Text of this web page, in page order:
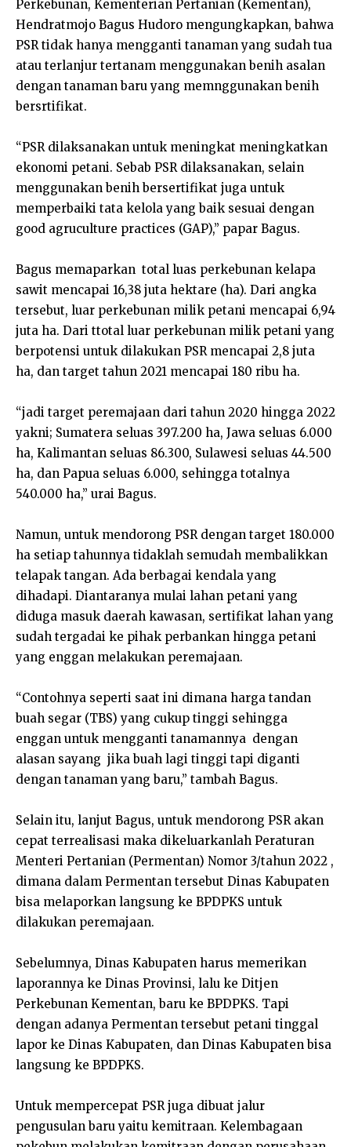
Perkebunan, Kementerian Pertanian (Kementan),
Hendratmojo Bagus Hudoro mengungkapkan, bahwa
PSR tidak hanya mengganti tanaman yang sudah tua
atau terlanjur tertanam menggunakan benih asalan
dengan tanaman baru yang memnggunakan benih
bersrtifikat.
“PSR dilaksanakan untuk meningkat meningkatkan
ekonomi petani. Sebab PSR dilaksanakan, selain
menggunakan benih bersertifikat juga untuk
memperbaiki tata kelola yang baik sesuai dengan
good agruculture practices (GAP),” papar Bagus.
Bagus memaparkan total luas perkebunan kelapa
sawit mencapai 16,38 juta hektare (ha). Dari angka
tersebut, luar perkebunan milik petani mencapai 6,94
juta ha. Dari ttotal luar perkebunan milik petani yang
berpotensi untuk dilakukan PSR mencapai 2,8 juta
ha, dan target tahun 2021 mencapai 180 ribu ha.
“jadi target peremajaan dari tahun 2020 hingga 2022
yakni; Sumatera seluas 397.200 ha, Jawa seluas 6.000
ha, Kalimantan seluas 86.300, Sulawesi seluas 44.500
ha, dan Papua seluas 6.000, sehingga totalnya
540.000 ha,” urai Bagus.
Namun, untuk mendorong PSR dengan target 180.000
ha setiap tahunnya tidaklah semudah membalikkan
telapak tangan. Ada berbagai kendala yang
dihadapi. Diantaranya mulai lahan petani yang
diduga masuk daerah kawasan, sertifikat lahan yang
sudah tergadai ke pihak perbankan hingga petani
yang enggan melakukan peremajaan.
“Contohnya seperti saat ini dimana harga tandan
buah segar (TBS) yang cukup tinggi sehingga
enggan untuk mengganti tanamannya dengan
alasan sayang jika buah lagi tinggi tapi diganti
dengan tanaman yang baru,” tambah Bagus.
Selain itu, lanjut Bagus, untuk mendorong PSR akan
cepat terrealisasi maka dikeluarkanlah Peraturan
Menteri Pertanian (Permentan) Nomor 3/tahun 2022 ,
dimana dalam Permentan tersebut Dinas Kabupaten
bisa melaporkan langsung ke BPDPKS untuk
dilakukan peremajaan.
Sebelumnya, Dinas Kabupaten harus memerikan
laporannya ke Dinas Provinsi, lalu ke Ditjen
Perkebunan Kementan, baru ke BPDPKS. Tapi
dengan adanya Permentan tersebut petani tinggal
lapor ke Dinas Kabupaten, dan Dinas Kabupaten bisa
langsung ke BPDPKS.
Untuk mempercepat PSR juga dibuat jalur
pengusulan baru yaitu kemitraan. Kelembagaan